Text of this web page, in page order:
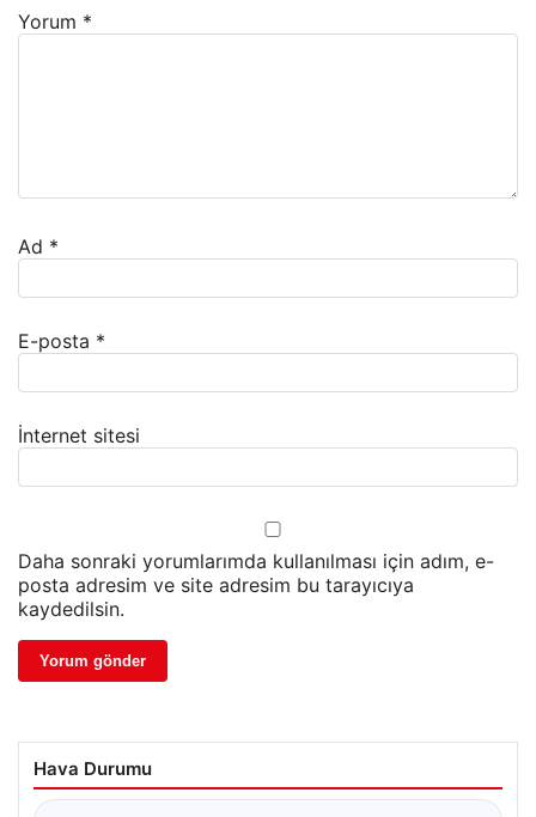
Yorum *
Ad *
E-posta *
İnternet sitesi
Daha sonraki yorumlarımda kullanılması için adım, e-
posta adresim ve site adresim bu tarayıcıya
kaydedilsin.
Hava Durumu